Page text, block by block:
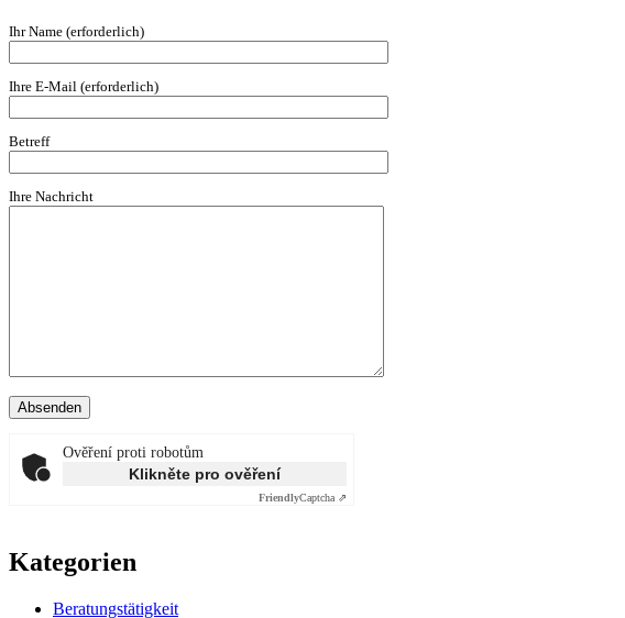
Ihr Name (erforderlich)
Ihre E-Mail (erforderlich)
Betreff
Ihre Nachricht
Ověření proti robotům
Klikněte pro ověření
FriendlyCaptcha ⇗
Kategorien
Beratungstätigkeit